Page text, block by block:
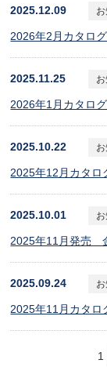
2025.12.09
2026年2月カタロ
2025.11.25
2026年1月カタロ
2025.10.22
2025年12月カタロ
2025.10.01
2025年11月発売
2025.09.24
2025年11月カタロ
1